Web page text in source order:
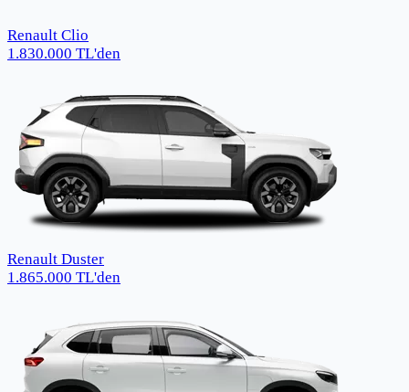
Renault Clio
1.830.000 TL'den
Renault Duster
1.865.000 TL'den